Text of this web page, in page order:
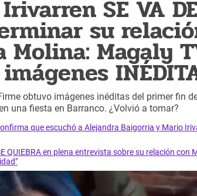
SE VA
su
Molina: Magaly
obtuvo imágenes inéditas del primer fin
una fiesta en Barranco. ¿Volvió a tomar?
que escuchó a Alejandra Baigorria y Mario
QUIEBRA en plena entrevista sobre su relación con